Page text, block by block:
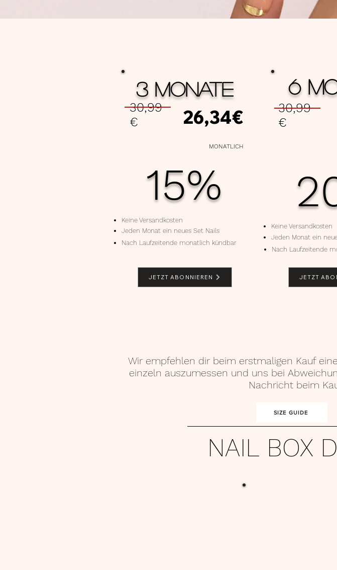
3 MONATE
26,34€
30,99
€
MONATLICH
15%
Keine Versandkosten
Jeden Monat ein neues Set Nails
Nach Laufzeitende monatlich kündbar
JETZT ABONNIEREN
6
30,99
€
Keine Versandkosten
Jeden Monat ein
Nach Laufzeitende
JETZT
Wir empfehlen dir beim erstmaligen Kauf
einzeln auszumessen und uns bei
Nachricht beim
SIZE GUIDE
NAIL BOX